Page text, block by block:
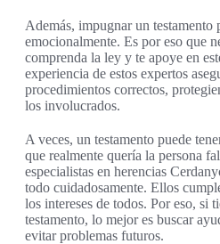
Además, impugnar un testamento
emocionalmente. Es por eso que
comprenda la ley y te apoye en
experiencia de estos expertos
procedimientos correctos,
los involucrados.
A veces, un testamento puede
que realmente quería la persona
especialistas en herencias
todo cuidadosamente. Ellos
los intereses de todos. Por eso, si
testamento, lo mejor es buscar
evitar problemas futuros.